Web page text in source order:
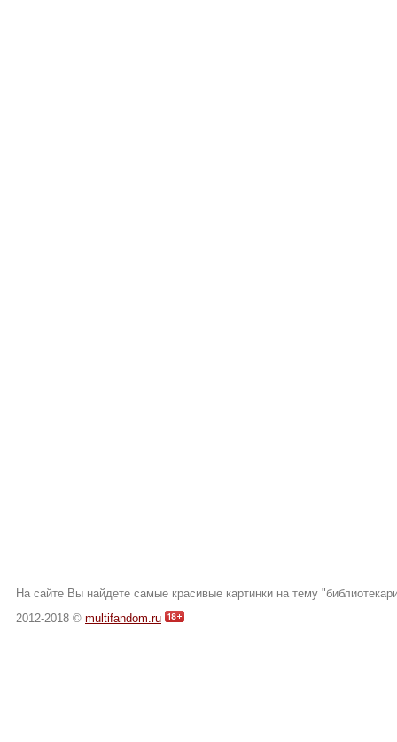
На сайте Вы найдете самые красивые картинки на тему
2012-2018 © multifandom.ru